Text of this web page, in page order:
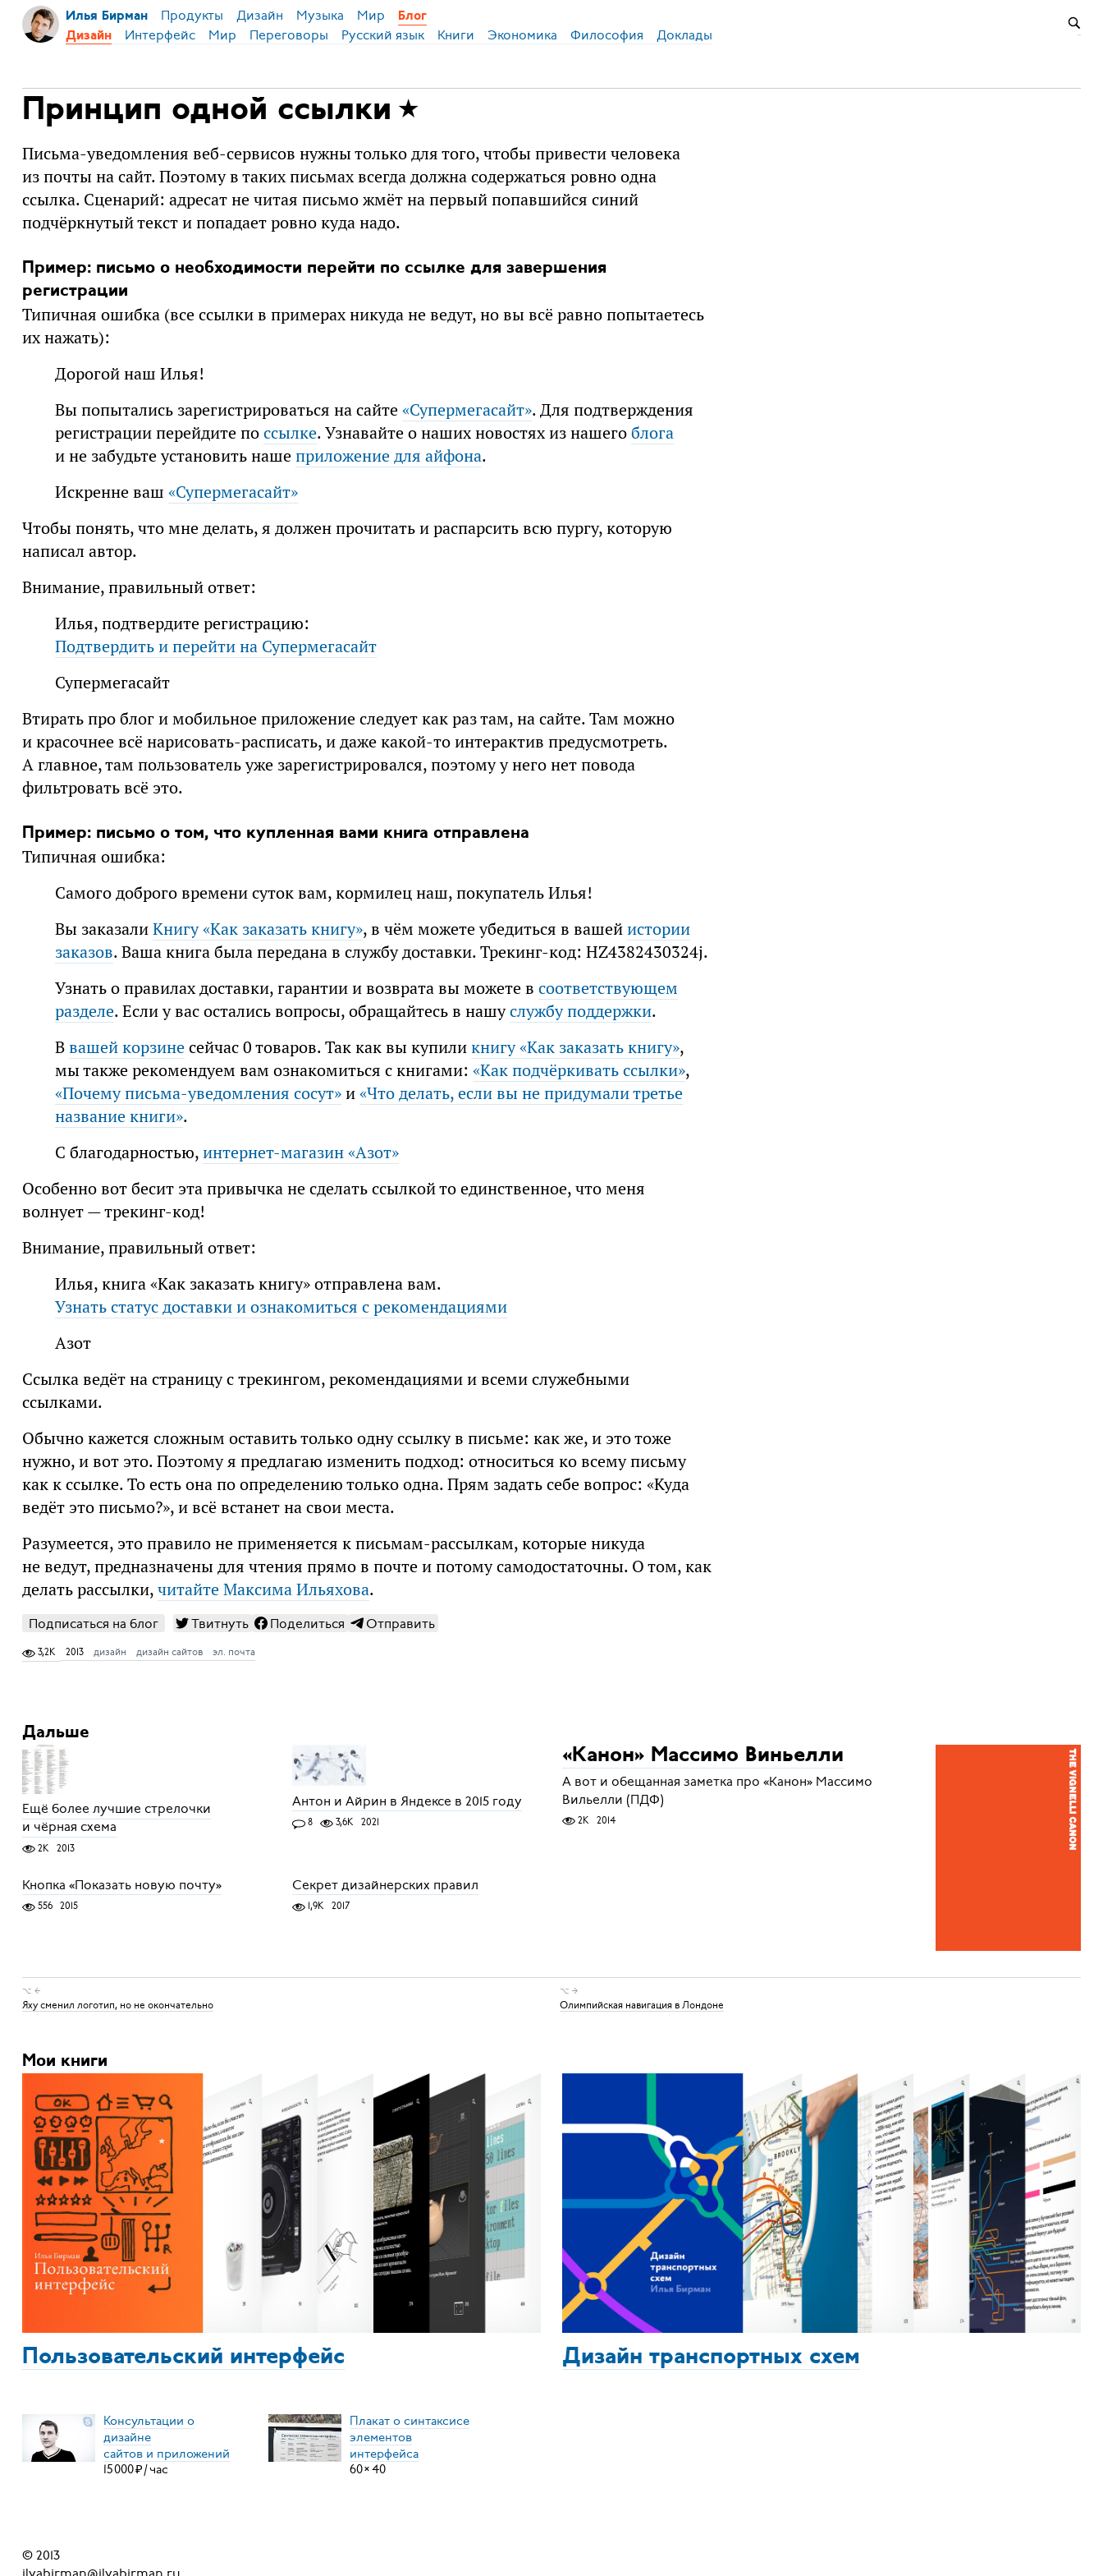
Илья Бирман Продукты Дизайн Музыка Мир
Блог
Дизайн
Интерфейс Мир Переговоры Русский язык Книги Экономика Философия Доклады
Принцип одной ссылки
Письма-уведомления веб-сервисов нужны только для того, чтобы привести человека
из почты на сайт. Поэтому в таких письмах всегда должна содержаться ровно одна
ссылка. Сценарий: адресат не читая письмо жмёт на первый попавшийся синий
подчёркнутый текст и попадает ровно куда надо.
Пример: письмо о необходимости перейти по ссылке для завершения
регистрации
Типичная ошибка (все ссылки в примерах никуда не ведут, но вы всё равно попытаетесь
их нажать):
Дорогой наш Илья!
Вы попытались зарегистрироваться на сайте«Супермегасайт». Для подтверждения
регистрации перейдите поссылке. Узнавайте о наших новостях из нашегоблога
и не забудьте установить нашеприложение для айфона.
Искренне ваш «Супермегасайт»
Чтобы понять, что мне делать, я должен прочитать и распарсить всю пургу, которую
написал автор.
Внимание, правильный ответ:
Илья, подтвердите регистрацию:
Подтвердить и перейти на Супермегасайт
Супермегасайт
Втирать про блог и мобильное приложение следует как раз там, на сайте. Там можно
и красочнее всё нарисовать-расписать, и даже какой-то интерактив предусмотреть.
А главное, там пользователь уже зарегистрировался, поэтому у него нет повода
фильтровать всё это.
Пример: письмо о том, что купленная вами книга отправлена
Типичная ошибка:
Самого доброго времени суток вам, кормилец наш, покупатель Илья!
Вы заказалиКнигу «Как заказать книгу», в чём можете убедиться в вашейистории
заказов. Ваша книга была передана в службу доставки. Трекинг-код: HZ4382430324j.
Узнать о правилах доставки, гарантии и возврата вы можете в соответствующем
разделе. Если у вас остались вопросы, обращайтесь в нашуслужбу поддержки.
Ввашей корзинесейчас 0 товаров. Так как вы купиликнигу «Как заказать книгу»,
мы также рекомендуем вам ознакомиться с книгами: «Как подчёркивать ссылки»,
«Почему письма-уведомления сосут»и«Что делать, если вы не придумали третье
название книги».
С благодарностью,интернет-магазин «Азот»
Особенно вот бесит эта привычка не сделать ссылкой то единственное, что меня
волнует — трекинг-код!
Внимание, правильный ответ:
Илья, книга «Как заказать книгу» отправлена вам.
Узнать статус доставки и ознакомиться с рекомендациями
Азот
Ссылка ведёт на страницу c трекингом, рекомендациями и всеми служебными
ссылками.
Обычно кажется сложным оставить только одну ссылку в письме: как же, и это тоже
нужно, и вот это. Поэтому я предлагаю изменить подход: относиться ко всему письму
как к ссылке. То есть она по определению только одна. Прям задать себе вопрос: «Куда
ведёт это письмо?», и всё встанет на свои места.
Разумеется, это правило не применяется к письмам-рассылкам, которые никуда
не ведут, предназначены для чтения прямо в почте и потому самодостаточны. О том, как
делать рассылки,читайте Максима Ильяхова.
Подписаться на блог Твитнуть Поделиться Отправить
3,2K 2013 дизайн дизайн сайтов эл. почта
Дальше
«Канон» Массимо Виньелли
А вот и обещанная заметка про «Канон» Массимо
Вильелли (ПДФ)
2K 2014
Ещё более лучшие стрелочки
и чёрная схема
2K 2013
Антон и Айрин в Яндексе в 2015 году
8 3,6K 2021
Кнопка «Показать новую почту»
556 2015
Секрет дизайнерских правил
1,9K 2017
⌥ ←
Яху сменил логотип, но не окончательно
⌥ →
Олимпийская навигация в Лондоне
Мои книги
Пользовательский интерфейс Дизайн транспортных схем
Консультации о
дизайне
сайтов и приложений
15000₽/час
Плакат о синтаксисе
элементов
интерфейса
60×40
© 2013